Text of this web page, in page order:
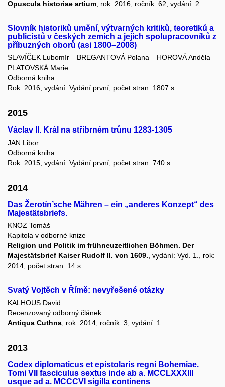
Opuscula historiae artium , rok: 2016, ročník: 62, vydání: 2
Slovník historiků umění, výtvarných kritiků, teoretiků a
publicistů v českých zemích a jejich spolupracovníků z
příbuzných oborů (asi 1800–2008)
SLAVÍČEK Lubomír BREGANTOVÁ Polana
HOROVÁ Anděla
PLATOVSKÁ Marie
Odborná kniha
Rok: 2016, vydání: Vydání první, počet stran: 1807 s.
2015
Václav II. Král na stříbrném trůnu 1283-1305
JAN Libor
Odborná kniha
Rok: 2015, vydání: Vydání první, počet stran: 740 s.
2014
Das Žerotín’sche Mähren – ein „anderes Konzept“ des
Majestätsbriefs.
KNOZ Tomáš
Kapitola v odborné knize
Religion und Politik im frühneuzeitlichen Böhmen. Der
Majestätsbrief Kaiser Rudolf II. von 1609., vydání: Vyd. 1., rok:
2014, počet stran: 14 s.
Svatý Vojtěch v Římě: nevyřešené otázky
KALHOUS David
Recenzovaný odborný článek
Antiqua Cuthna , rok: 2014, ročník: 3, vydání: 1
2013
Codex diplomaticus et epistolaris regni Bohemiae.
Tomi VII fasciculus sextus inde ab a. MCCLXXXIII
usque ad a. MCCCVI sigilla continens